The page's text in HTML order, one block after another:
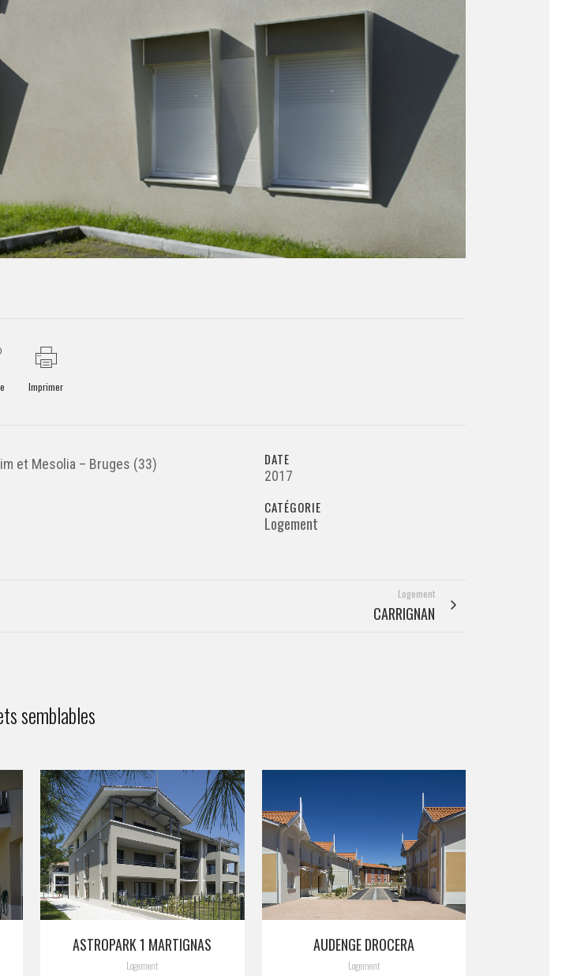
Imprimer
et Mesolia – Bruges (33) DATE
2017
CATÉGORIE
Logement
Logement
CARRIGNAN
semblables
VIEW
ASTROPARK 1 MARTIGNAS
Logement
AUDENGE DROCERA
Logement